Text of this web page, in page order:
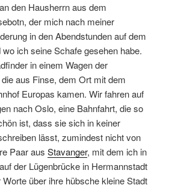
den Hausherrn aus dem
der mich nach meiner
in den Abendstunden auf dem
ich seine Schafe gesehen habe.
in einem Wagen der
aus Finse, dem Ort mit dem
Europas kamen. Wir fahren auf
nach Oslo, eine Bahnfahrt, die so
ist, dass sie sich in keiner
lässt, zumindest nicht von
Paar aus Stavanger, mit dem ich in
der Lügenbrücke in Hermannstadt
über ihre hübsche kleine Stadt